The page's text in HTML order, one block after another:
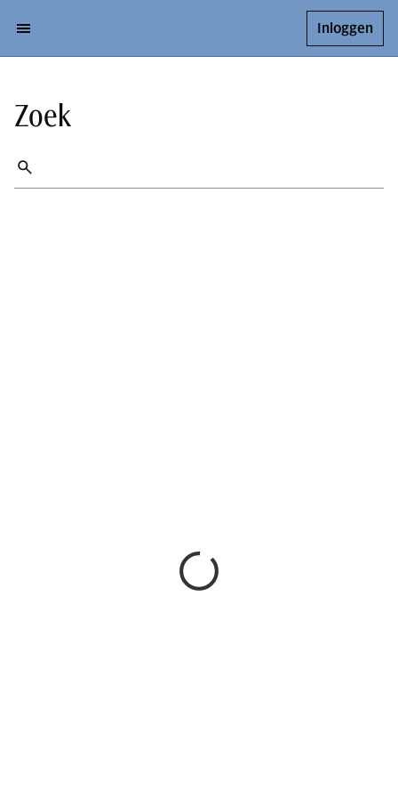
Inloggen
Zoek